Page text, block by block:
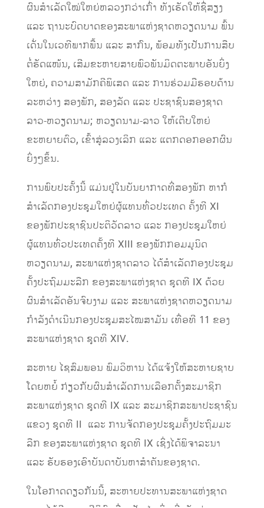
ຜົນສຳເລັດໃໝ່ໃຫຍ່ຫລວງກວ່າເກົ່າ ທັງເຮັດໃຫ້ຊື່ສຽງ
ແລະ ຖານະບົດບາດຂອງສະພາແຫ່ງຊາດຫວຽດນາມ ພົ້ນ
ເດັ່ນໃນເວທີພາກພື້ນ ແລະ ສາກົນ, ພ້ອມທັງເປັນການສືບ
ຕໍ່ຮັດແໜ້ນ, ເສີມຂະຫາຍສາຍພົວພັນມິດຕະພາບອັນຍິ່ງ
ໃຫຍ່, ຄວາມສາມັກຄີພິເສດ ແລະ ການຮ່ວມມືຮອບດ້ານ
ລະຫວ່າງ ສອງພັກ, ສອງລັດ ແລະ ປະຊາຊົນສອງຊາດ
ລາວ-ຫວຽດນາມ; ຫວຽດນາມ-ລາວ ໃຫ້ເຕີບໃຫຍ່
ຂະຫຍາຍຕົວ, ເຂົ້າສູ່ລວງເລິກ ແລະ ແຕກດອກອອກຜົນ
ຍິ່ງໆຂຶ້ນ.
ການພົບປະຄັ້ງນີ້ ແມ່ນຢູ່ໃນບັນຍາກາດທີ່ສອງພັກ ຫາກໍ
ສຳເລັດກອງປະຊຸມໃຫຍ່ຜູ້ແທນທົ່ວປະເທດ ຄັ້ງທີ XI
ຂອງພັກປະຊາຊົນປະຕິວັດລາວ ແລະ ກອງປະຊຸມໃຫຍ່
ຜູ້ແທນທົ່ວປະເທດຄັ້ງທີ XIII ຂອງພັກກອມມູນິດ
ຫວຽດນາມ, ສະພາແຫ່ງຊາດລາວ ໄດ້ສຳເລັດກອງປະຊຸມ
ຄັ້ງປະຖົມມະລືກ ຂອງສະພາແຫ່ງຊາດ ຊຸດທີ IX ດ້ວຍ
ຜົນສຳເລັດອັນຈົບງາມ ແລະ ສະພາແຫ່ງຊາດຫວຽດນາມ
ກຳລັງດຳເນີນກອງປະຊຸມສະໄໝສາມັນ ເທື່ອທີ 11 ຂອງ
ສະພາແຫ່ງຊາດ ຊຸດທີ XIV.
ສະຫາຍ ໄຊສົມພອນ ພົມວິຫານ ໄດ້ແຈ້ງໃຫ້ສະຫາຍຊາບ
ໂດຍຫຍໍ້ ກ່ຽວກັບຜົນສໍາເລັດການເລືອກຕັ້ງສະມາຊິກ
ສະພາແຫ່ງຊາດ ຊຸດທີ IX ແລະ ສະມາຊິກສະພາປະຊາຊົນ
ແຂວງ ຊຸດທີ II ແລະ ການຈັດກອງປະຊຸມຄັ້ງປະຖົມມະ
ລືກ ຂອງສະພາແຫ່ງຊາດ ຊຸດທີ IX ເຊິ່ງໄດ້ພິຈາລະນາ
ແລະ ຮັບຮອງເອົາບັນດາບັນຫາສຳຄັນຂອງຊາດ.
ໃນໂອກາດດຽວກັນນີ້, ສະຫາຍປະທານສະພາແຫ່ງຊາດ